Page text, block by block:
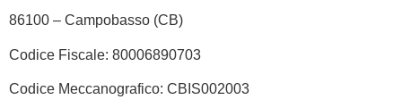
86100 – Campobasso (CB)
Codice Fiscale: 80006890703
Codice Meccanografico: CBIS002003